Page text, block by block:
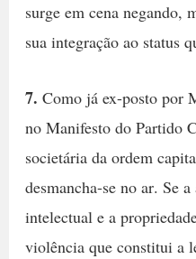
surge em cena negando,
sua integração ao status
7. Como já ex-posto por
no Manifesto do Partido
societária da ordem
desmancha-se no ar. Se
intelectual e a
violência que constitui a